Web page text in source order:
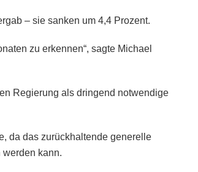
– sie sanken um 4,4 Prozent.
zu erkennen“, sagte Michael
Regierung als dringend notwendige
da das zurückhaltende generelle
kann.